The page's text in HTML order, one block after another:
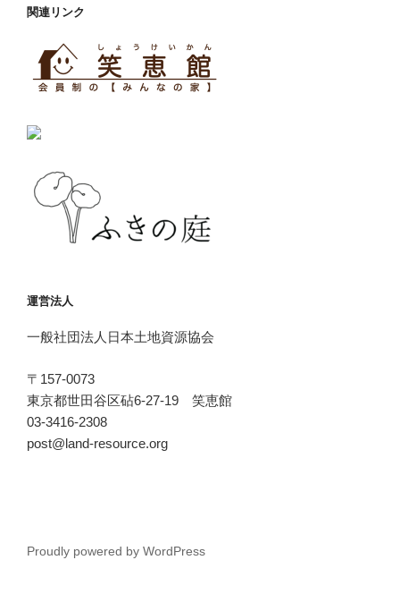
関連リンク
運営法人
一般社団法人日本土地資源協会
〒157-0073
東京都世田谷区砧6-27-19 笑恵館
03-3416-2308
post@land-resource.org
Proudly powered by WordPress